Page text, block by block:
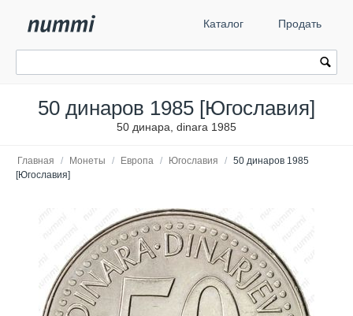
Каталог Продать
50 динаров 1985 [Югославия]
50 динара, dinara 1985
Главная / Монеты / Европа / Югославия / 50 динаров 1985
[Югославия]